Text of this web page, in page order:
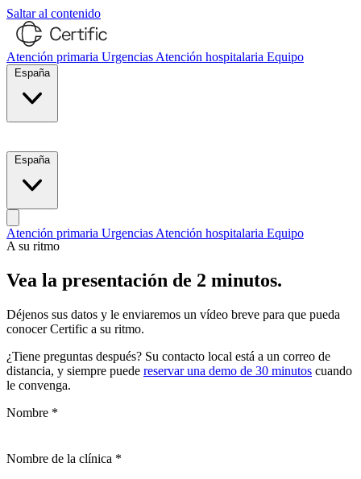
Saltar al contenido
Atención primaria Urgencias Atención hospitalaria Equipo
España
España
Atención primaria Urgencias Atención hospitalaria Equipo
A su ritmo
Vea la presentación de 2 minutos.
Déjenos sus datos y le enviaremos un vídeo breve para que pueda
conocer Certific a su ritmo.
¿Tiene preguntas después? Su contacto local está a un correo de
distancia, y siempre puede reservar una demo de 30 minutos cuando
le convenga.
Nombre *
Nombre de la clínica *